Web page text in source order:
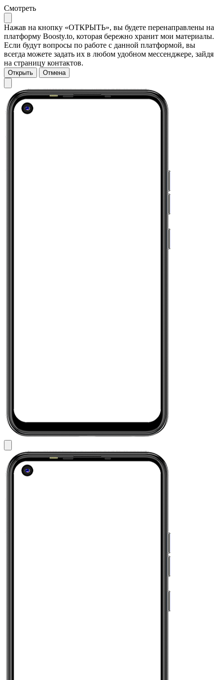
Смотреть
Нажав на кнопку «ОТКРЫТЬ», вы будете перенаправлены на
платформу Boosty.to, которая бережно хранит мои материалы.
Если будут вопросы по работе с данной платформой, вы
всегда можете задать их в любом удобном мессенджере, зайдя
на страницу контактов.
Открыть Отмена